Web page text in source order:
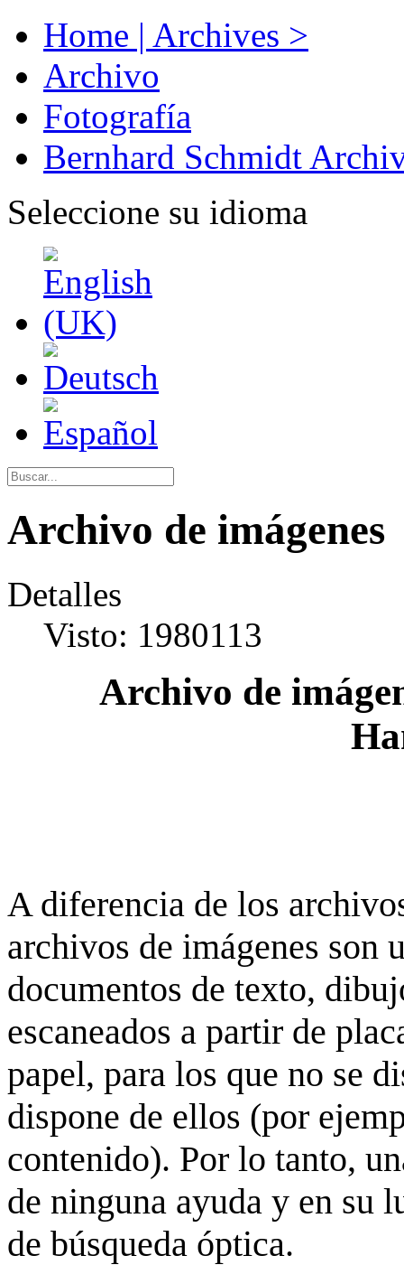
Home | Archives >
Archivo
Fotografía
Bernhard Schmidt
Seleccione su idioma
Archivo de imágenes
Detalles
Visto: 1980113
Archivo de
A diferencia de los
archivos de imágenes son
documentos de texto,
escaneados a partir de
papel, para los que no se
dispone de ellos (por
contenido). Por lo tanto,
de ninguna ayuda y en su
de búsqueda óptica.